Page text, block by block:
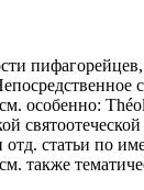
особенно:
статьи по
также